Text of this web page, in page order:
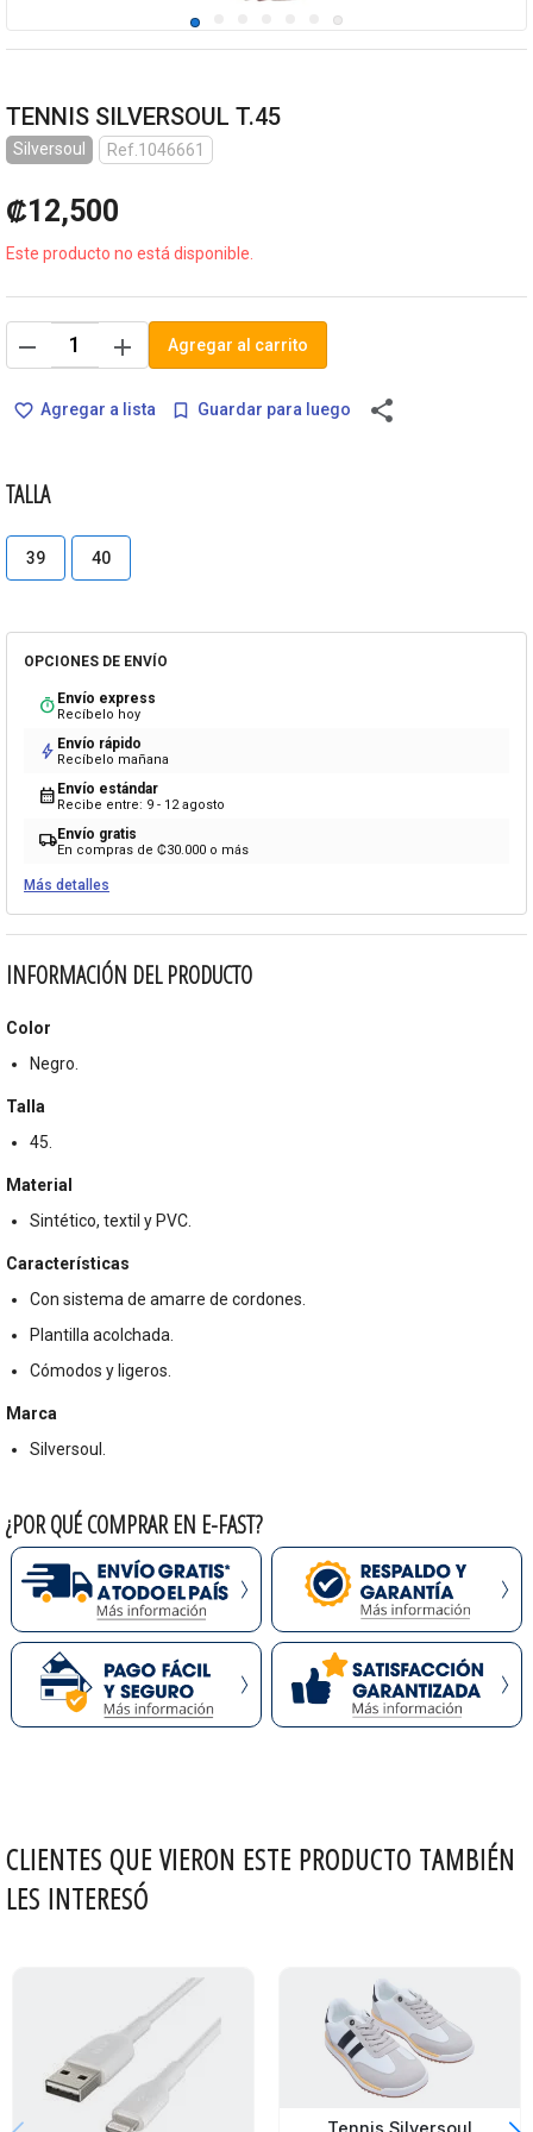
TENNIS SILVERSOUL T.45
Silversoul Ref.1046661
₡12,500
Este producto no está disponible.
remove add Agregar al carrito
favorite_border Agregar a lista bookmark_border Guardar para luego share
TALLA
39 40
OPCIONES DE ENVÍO
timer Envío express
Recíbelo hoy
bolt Envío rápido
Recíbelo mañana
calendar_month Envío estándar
Recibe entre: 9 - 12 agosto
local_shippingEnvío gratis
En compras de ₡30.000 o más
Más detalles
INFORMACIÓN DEL PRODUCTO
Color
Negro.
Talla
45.
Material
Sintético, textil y PVC.
Características
Con sistema de amarre de cordones.
Plantilla acolchada.
Cómodos y ligeros.
Marca
Silversoul.
¿POR QUÉ COMPRAR EN E-FAST?
CLIENTES QUE VIERON ESTE PRODUCTO TAMBIÉN
LES INTERESÓ
Tennis Silversoul